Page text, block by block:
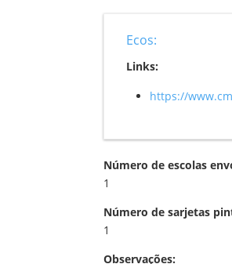
Ecos:
Links:
https://
Número de escolas
1
Número de sarjetas
1
Observações: